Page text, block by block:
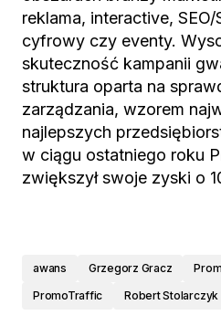
reklama, interactive,
cyfrowy czy eventy.
skuteczność kampanii
struktura oparta na
zarządzania, wzorem
najlepszych
w ciągu ostatniego roku
zwiększył swoje zyski o
awans Grzegorz Gracz
PromoTraffic
Robert Stolarczyk